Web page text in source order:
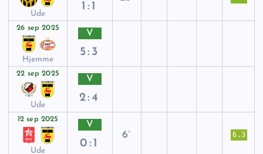
Ude
1:1
26 sep 2025
Hjemme
V
5:3
22 sep 2025
Ude
V
2:4
12 sep 2025
Ude
V
0:1
6` 6.3